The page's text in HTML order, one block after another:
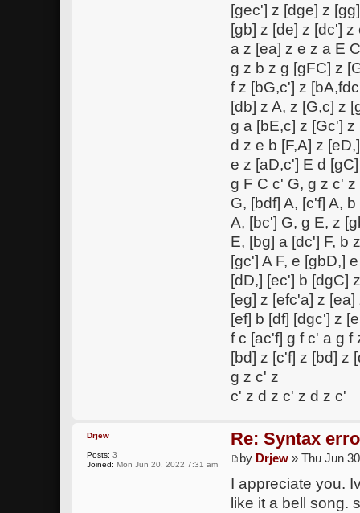
[gec'] z [dge] z
[gb] z [de] z [dc']
a z [ea] z e z a E
g z b z g [gFC] z
f z [bG,c'] z
[db] z A, z [G,c] z
g a [bE,c] z [Gc']
d z e b [F,A] z
e z [aD,c'] E d
g F C c' G, g z c'
G, [bdf] A, [c'f] A,
A, [bc'] G, g E, z
E, [bg] a [dc'] F, b
[gc'] A F, e [gbD,]
[dD,] [ec'] b [dgC]
[eg] z [efc'a] z
[ef] b [df] [dgc'] z
f c [ac'f] g f c' a g f
[bd] z [c'f] z [bd] z
g z c' z
c' z d z c' z d z c'
Re: Syntax
by Drjew » Thu Jun
I appreciate you.
like it a bell song.
Drjew
Posts: 3
Joined: Mon Jun 20, 2022 7:31 am